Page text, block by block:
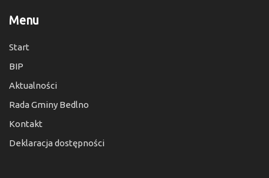
Menu
Start
BIP
Aktualności
Rada Gminy Bedlno
Kontakt
Deklaracja dostępności